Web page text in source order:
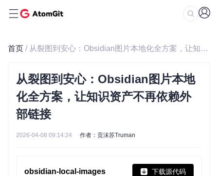
首页 / 从裂图到安心：Obsidian图片本地化全方案，让知识资产不再依赖外部链接
从裂图到安心：Obsidian图片本地
化全方案，让知识资产不再依赖外
部链接
2026-04-08 09:14:24 作者：贡沫苏Truman
obsidian-local-images 下载源代码